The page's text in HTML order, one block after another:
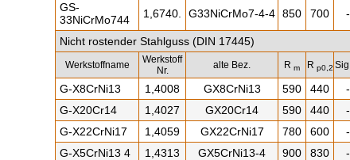
GS-
33NiCrMo744
1,6740. G33NiCrMo7-4-4 850 700 -
Nicht rostender Stahlguss (DIN 17445)
Werkstoffname
Werkstoff
Nr.
alte Bez. R m R p0,2 Sig
G-X8CrNi13 1,4008 GX8CrNi13 590 440 -
G-X20Cr14
1,4027 GX20Cr14 590 440 -
G-X22CrNi17
1,4059 GX22CrNi17 780 600 -
G-X5CrNi13 4
1,4313 GX5CrNi13-4 900 830 -